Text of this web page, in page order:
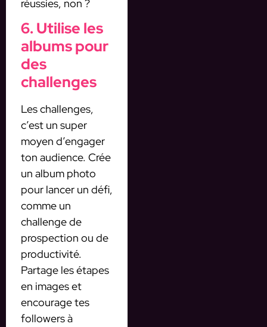
réussies, non ?
6. Utilise les
albums pour
des
challenges
Les challenges,
c’est un super
moyen d’engager
ton audience. Crée
un album photo
pour lancer un défi,
comme un
challenge de
prospection ou de
productivité.
Partage les étapes
en images et
encourage tes
followers à